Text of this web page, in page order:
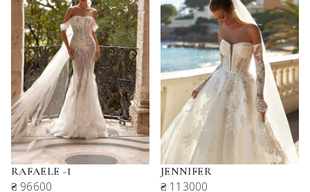
RAFAELE -1
₴ 96600
JENNIFER
₴ 113000